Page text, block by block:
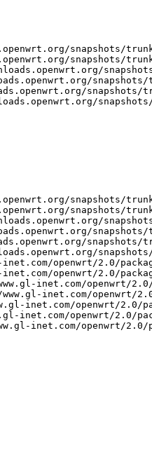
snapshots/
snapshots/
snapshots/
snapshots/
snapshots/
snapshots/
snapshots/
snapshots/
openwrt/2.0/
openwrt/2.0/
inet.com/openwrt/2.0/
inet.com/openwrt/
inet.com/openwrt/2.0/
inet.com/openwrt/2.0/